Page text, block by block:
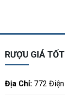
RƯỢU GIÁ TỐT
Địa Chỉ:772 Điện